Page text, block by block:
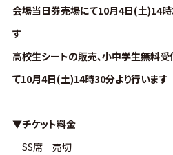
会場当日券売場にて10月4日(土)14時
す
高校生シートの販売、小中学生無料
て10月4日(土)14時30分より行います
▼チケット料金
SS席 売切